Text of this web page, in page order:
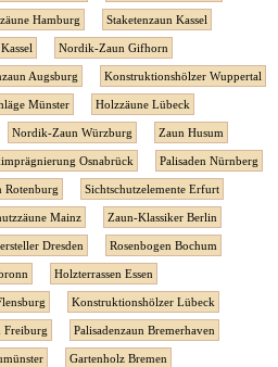
Hamburg Staketenzaun Kassel
Nordik-Zaun Gifhorn
Augsburg Konstruktionshölzer Wuppertal
Münster Holzzäune Lübeck
Nordik-Zaun Würzburg Zaun Husum
Osnabrück Palisaden Nürnberg
Rotenburg Sichtschutzelemente Erfurt
Mainz Zaun-Klassiker Berlin
Dresden Rosenbogen Bochum
Holzterrassen Essen
Konstruktionshölzer Lübeck
Freiburg Palisadenzaun Bremerhaven
Gartenholz Bremen